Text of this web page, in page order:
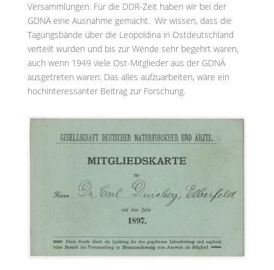
Versammlungen. Für die DDR-Zeit haben wir bei der
GDNÄ eine Ausnahme gemacht. Wir wissen, dass die
Tagungsbände über die Leopoldina in Ostdeutschland
verteilt wurden und bis zur Wende sehr begehrt waren,
auch wenn 1949 viele Ost-Mitglieder aus der GDNÄ
ausgetreten waren. Das alles aufzuarbeiten, wäre ein
hochinteressanter Beitrag zur Forschung.